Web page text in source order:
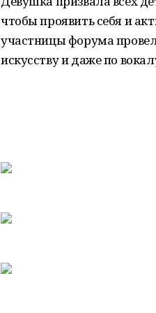
чтобы проявить себя и
участницы форума
искусству и даже по